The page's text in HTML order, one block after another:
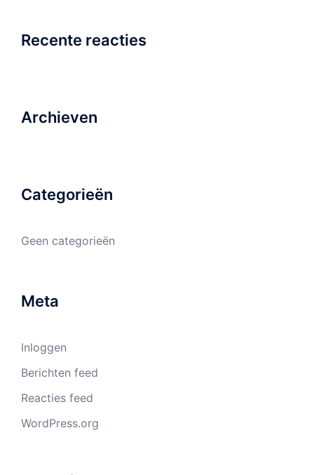
Recente reacties
Archieven
Categorieën
Geen categorieën
Meta
Inloggen
Berichten feed
Reacties feed
WordPress.org